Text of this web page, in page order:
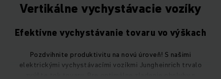
Vertikálne vychystávacie vozíky
Efektívne vychystávanie tovaru vo výškach
Pozdvihnite produktivitu na novú úroveň! S našimi
elektrickými vychystávacími vozíkmi Jungheinrich trvalo